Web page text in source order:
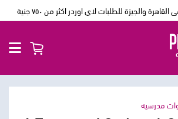
والجيزة للطلبات لاي اوردر اكثر من ٧٥٠ جنية
مدرسيه